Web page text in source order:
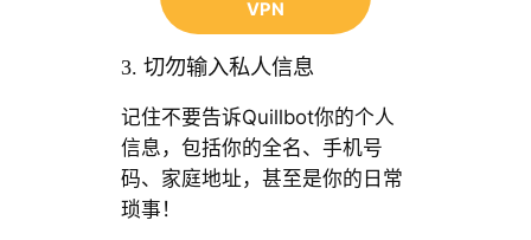
VPN
3. 切勿输入私人信息
记住不要告诉Quillbot你的个人
信息，包括你的全名、手机号
码、家庭地址，甚至是你的日常
琐事！